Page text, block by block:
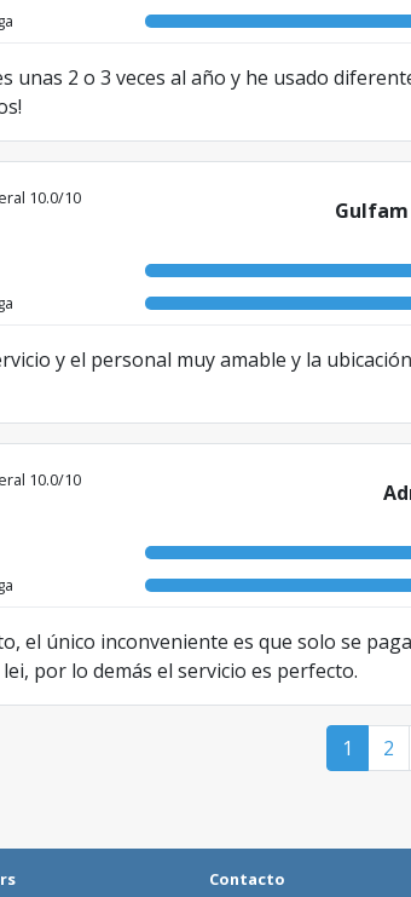
unas 2 o 3 veces al año y he usado
10.0/10 Gulfam
y el personal muy amable y la
10.0/10
el único inconveniente es que solo se
por lo demás el servicio es perfecto.
1 2
Contacto